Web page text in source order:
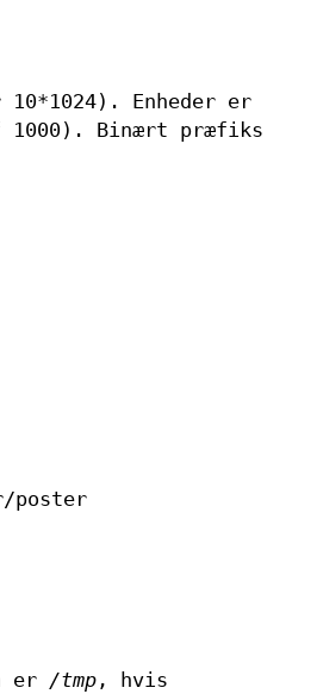
Enheder er
1000). Binært præfiks
poster
er /tmp , hvis